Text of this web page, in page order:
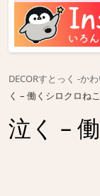
DECORすとっく -か
く – 働くシロクロねこ
泣く –